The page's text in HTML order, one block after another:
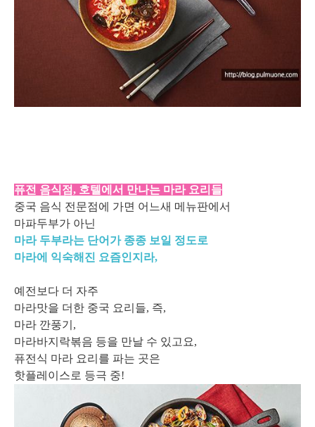
퓨전 음식점, 호텔에서 만나는 마라 요리들
중국 음식 전문점에 가면 어느새 메뉴판에서
마파두부가 아닌
마라 두부라는 단어가 종종 보일 정도로
마라에 익숙해진 요즘인지라,
예전보다 더 자주
마라맛을 더한 중국 요리들, 즉,
마라 깐풍기,
마라바지락볶음 등을 만날 수 있고요,
퓨전식 마라 요리를 파는 곳은
핫플레이스로 등극 중!